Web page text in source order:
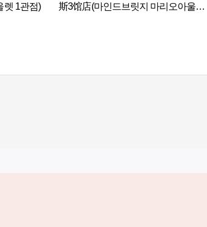
렛 1관점)
斯3馆店(마인드브릿지 마리오아울렛 3